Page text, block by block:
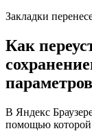
Закладки
Как
параметров
В Яндекс
помощью которой